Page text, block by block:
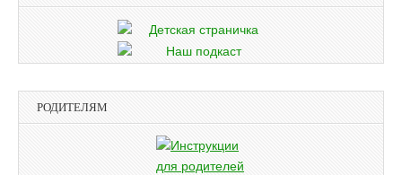
РОДИТЕЛЯМ